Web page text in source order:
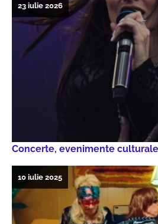
Concerte, evenimente
23 iulie 2026
10 iulie 2025